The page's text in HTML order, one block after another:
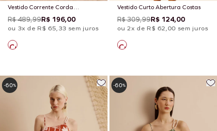
Vestido Corrente Corda
Estampado Papoula
R$ 489,99R$ 196,00
ou 3x de R$ 65,33 sem juros
Vestido Curto Abertura Costas
R$ 309,99R$ 124,00
ou 2x de R$ 62,00 sem juros
-60% -60%